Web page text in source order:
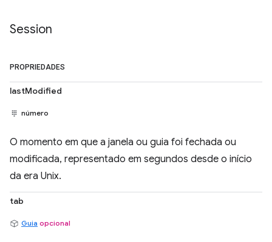
Session
PROPRIEDADES
lastModified
número
O momento em que a janela ou guia foi fechada ou
modificada, representado em segundos desde o início
da era Unix.
tab
Guia opcional